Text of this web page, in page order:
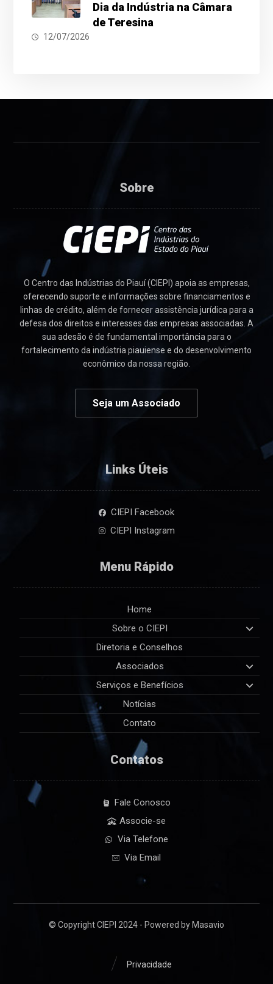
Dia da Indústria na Câmara
de Teresina
12/07/2026
Sobre
O Centro das Indústrias do Piauí (CIEPI) apoia as empresas,
oferecendo suporte e informações sobre financiamentos e
linhas de crédito, além de fornecer assistência jurídica para a
defesa dos direitos e interesses das empresas associadas. A
sua adesão é de fundamental importância para o
fortalecimento da indústria piauiense e do desenvolvimento
econômico da nossa região.
Seja um Associado
Links Úteis
CIEPI Facebook
CIEPI Instagram
Menu Rápido
Home
Sobre o CIEPI
Diretoria e Conselhos
Associados
Serviços e Benefícios
Notícias
Contato
Contatos
Fale Conosco
Associe-se
Via Telefone
Via Email
© Copyright CIEPI 2024 - Powered by Masavio
Privacidade